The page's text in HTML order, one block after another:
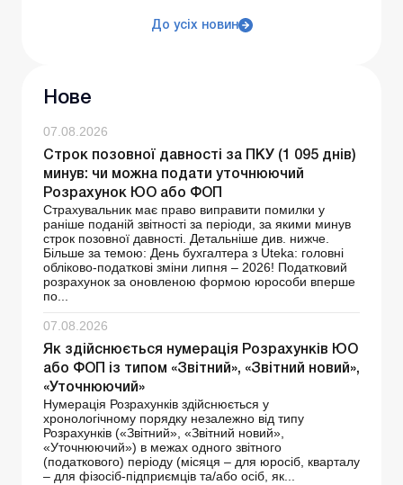
До усіх новин
Нове
07.08.2026
Строк позовної давності за ПКУ (1 095 днів)
минув: чи можна подати уточнюючий
Розрахунок ЮО або ФОП
Страхувальник має право виправити помилки у
раніше поданій звітності за періоди, за якими минув
строк позовної давності. Детальніше див. нижче.
Більше за темою: День бухгалтера з Uteka: головні
обліково-податкові зміни липня – 2026! Податковий
розрахунок за оновленою формою юрособи вперше
по...
07.08.2026
Як здійснюється нумерація Розрахунків ЮО
або ФОП із типом «Звітний», «Звітний новий»,
«Уточнюючий»
Нумерація Розрахунків здійснюється у
хронологічному порядку незалежно від типу
Розрахунків («Звітний», «Звітний новий»,
«Уточнюючий») в межах одного звітного
(податкового) періоду (місяця – для юросіб, кварталу
– для фізосіб-підприємців та/або осіб, як...